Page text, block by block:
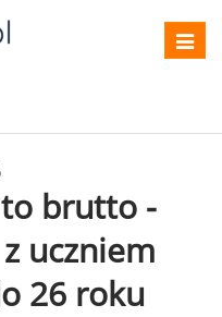
brutto -
uczniem
26 roku